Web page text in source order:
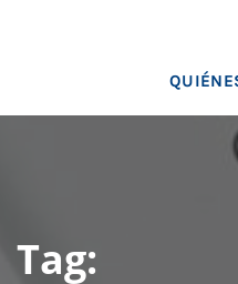
Tag: